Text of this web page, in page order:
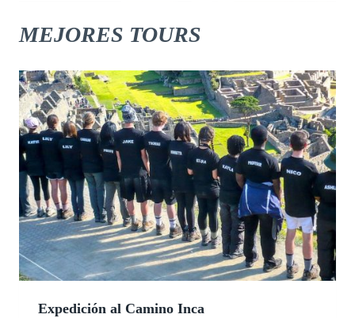
MEJORES TOURS
Expedición al Camino Inca